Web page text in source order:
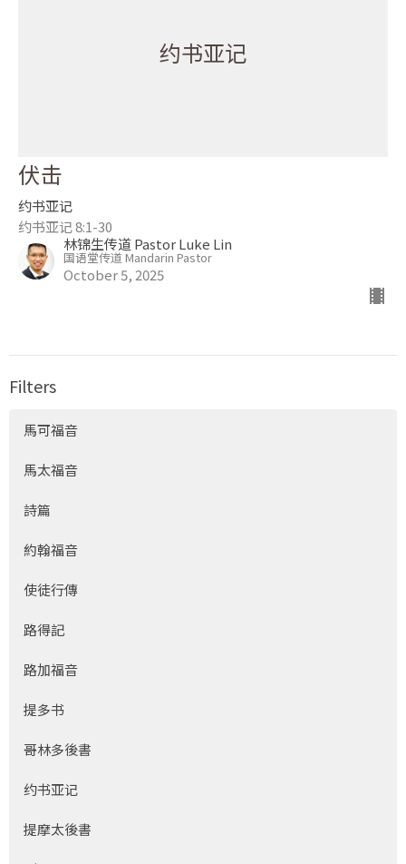
约书亚记
伏击
约书亚记
约书亚记 8:1-30
林锦生传道 Pastor Luke Lin
国语堂传道 Mandarin Pastor
October 5, 2025
Filters
馬可福音
馬太福音
詩篇
約翰福音
使徒行傳
路得記
路加福音
提多书
哥林多後書
约书亚记
提摩太後書